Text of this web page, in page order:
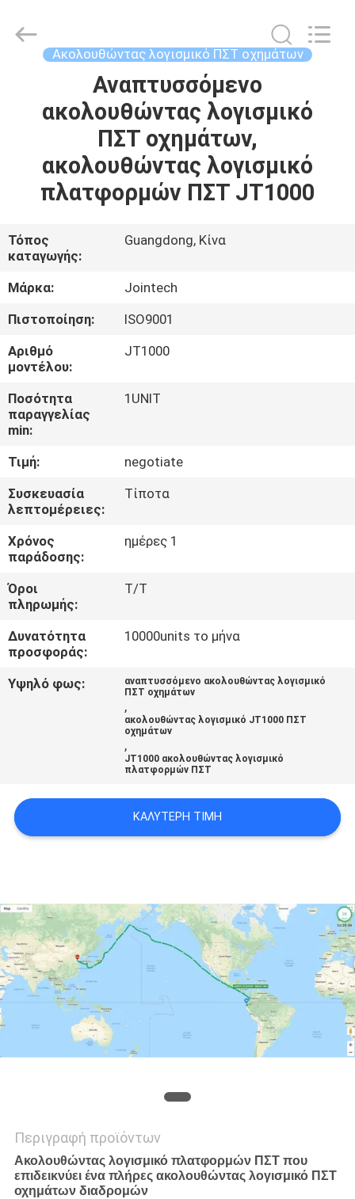
ΠΡΟΪΌΝΤΑ
ΕΜΦΆΝΙΣΗ
ΠΕΡΊΠΟΥ
ΕΜΕΊΣ
ΓΎΡΟΣ
ΕΡΓΟΣΤΑΣΊΩΝ
ΠΟΙΟΤΙΚΌΣ
ΜΑΣ
ΕΛΆΤΕ
ΣΕ
ΕΠΑΦΉ
ΜΕ
ΖΗΤΉΣΤΕ
ΈΝΑ
ΑΠΌΣΠΑΣΜΑ
PRIVACY
POLICY
Ακολουθώντας λογισμικό ΠΣΤ οχημάτων
Αναπτυσσόμενο
ακολουθώντας λογισμικό
ΠΣΤ οχημάτων,
ακολουθώντας λογισμικό
πλατφορμών ΠΣΤ JT1000
Τόπος
καταγωγής:
Guangdong, Κίνα
Μάρκα:
Jointech
Πιστοποίηση:
ISO9001
Αριθμό
μοντέλου:
JT1000
Ποσότητα
παραγγελίας
min:
1UNIT
Τιμή:
negotiate
Συσκευασία
λεπτομέρειες:
Τίποτα
Χρόνος
παράδοσης:
ημέρες 1
Όροι
πληρωμής:
T/T
Δυνατότητα
προσφοράς:
10000units το μήνα
Υψηλό φως:
αναπτυσσόμενο ακολουθώντας λογισμικό
ΠΣΤ οχημάτων
,
ακολουθώντας λογισμικό JT1000 ΠΣΤ
οχημάτων
,
JT1000 ακολουθώντας λογισμικό
πλατφορμών ΠΣΤ
ΚΑΛΎΤΕΡΗ ΤΙΜΉ
Περιγραφή προϊόντων
Ακολουθώντας λογισμικό πλατφορμών ΠΣΤ που
επιδεικνύει ένα πλήρες ακολουθώντας λογισμικό ΠΣΤ
οχημάτων διαδρομών